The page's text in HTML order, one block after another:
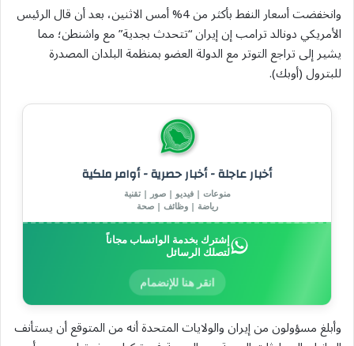
وانخفضت أسعار النفط بأكثر من 4% أمس الاثنين، بعد أن قال الرئيس
الأمريكي دونالد ترامب إن إيران “تتحدث بجدية” مع واشنطن؛ مما
يشير إلى تراجع التوتر مع الدولة العضو بمنظمة البلدان المصدرة
للبترول (أوبك).
أخبار عاجلة - أخبار حصرية - أوامر ملكية
منوعات | فيديو | صور | تقنية
رياضة | وظائف | صحة
إشترك بخدمة الواتساب مجاناً
لتصلك الرسائل
انقر هنا للإنضمام
وأبلغ مسؤولون من إيران والولايات المتحدة أنه من المتوقع أن يستأنف